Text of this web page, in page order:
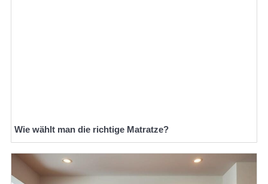
Wie wählt man die richtige Matratze?